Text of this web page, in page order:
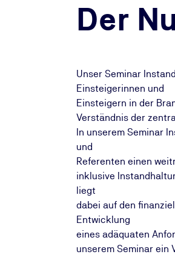
Der
Unser Seminar
Einsteigerinnen und
Einsteigern in der
Verständnis der
In unserem Seminar
und
Referenten einen
inklusive
liegt
dabei auf den
Entwicklung
eines adäquaten
unserem Seminar ein